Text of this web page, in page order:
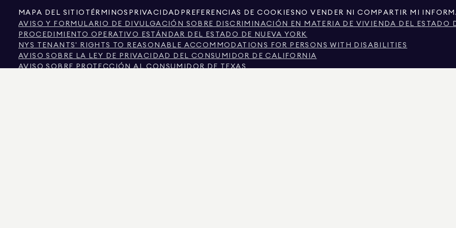
MAPA DEL SITIO TÉRMINOS PRIVACIDAD PREFERENCIAS DE COOKIES NO VENDER NI COMPARTIR MI
AVISO Y FORMULARIO DE DIVULGACIÓN SOBRE DISCRIMINACIÓN EN MATERIA DE VIVIENDA DEL ESTADO
PROCEDIMIENTO OPERATIVO ESTÁNDAR DEL ESTADO DE NUEVA YORK
NYS TENANTS' RIGHTS TO REASONABLE ACCOMMODATIONS FOR PERSONS WITH DISABILITIES
AVISO SOBRE LA LEY DE PRIVACIDAD DEL CONSUMIDOR DE CALIFORNIA
AVISO SOBRE PROTECCIÓN AL CONSUMIDOR DE TEXAS